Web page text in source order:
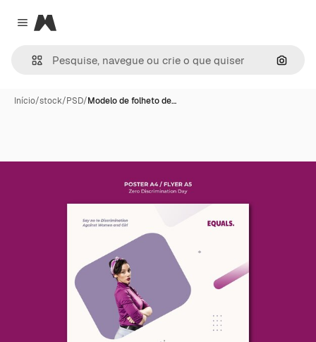
Close menu
Magnific
Início/stock/PSD/Modelo de folheto de…